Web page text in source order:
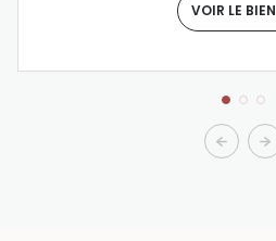
VOIR LE BIEN